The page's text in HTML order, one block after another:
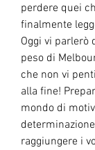
perdere quei
finalmente
Oggi vi parlerò
peso di
che non vi
alla fine!
mondo di
raggiungere i